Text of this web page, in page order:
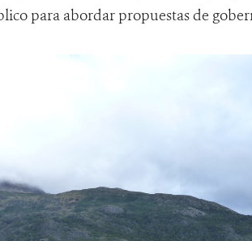
para abordar propuestas de